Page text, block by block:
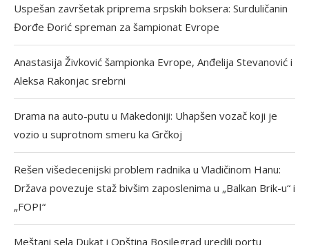
Uspešan završetak priprema srpskih boksera: Surduličanin
Đorđe Đorić spreman za šampionat Evrope
Anastasija Živković šampionka Evrope, Anđelija Stevanović i
Aleksa Rakonjac srebrni
Drama na auto-putu u Makedoniji: Uhapšen vozač koji je
vozio u suprotnom smeru ka Grčkoj
Rešen višedecenijski problem radnika u Vladičinom Hanu:
Država povezuje staž bivšim zaposlenima u „Balkan Brik-u“ i
„FOPI“
Meštani sela Dukat i Opština Bosilegrad uredili portu